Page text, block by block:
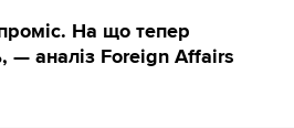
На що тепер
— аналіз Foreign Affairs